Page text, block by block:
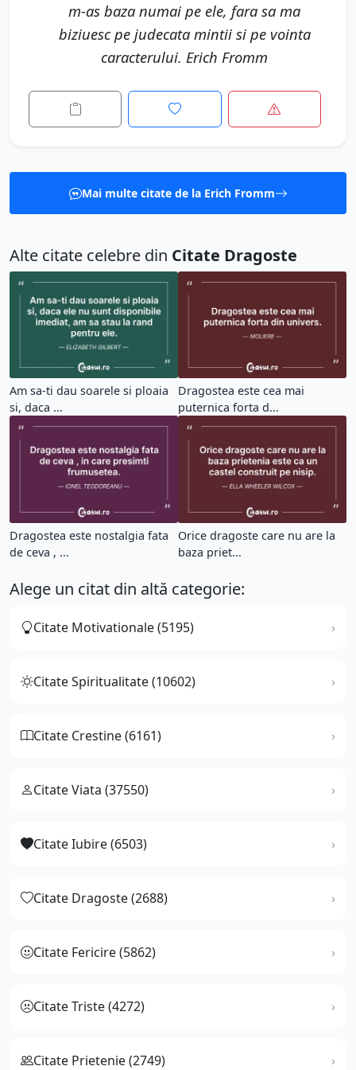
m-as baza numai pe ele, fara sa ma
biziuesc pe judecata mintii si pe vointa
caracterului. Erich Fromm
Mai multe citate de la Erich Fromm
Alte citate celebre din Citate Dragoste
Am sa-ti dau soarele si ploaia
si, daca ...
Dragostea este cea mai
puternica forta d...
Dragostea este nostalgia fata
de ceva , ...
Orice dragoste care nu are la
baza priet...
Alege un citat din altă categorie:
Citate Motivationale (5195)
Citate Spiritualitate (10602)
Citate Crestine (6161)
Citate Viata (37550)
Citate Iubire (6503)
Citate Dragoste (2688)
Citate Fericire (5862)
Citate Triste (4272)
Citate Prietenie (2749)